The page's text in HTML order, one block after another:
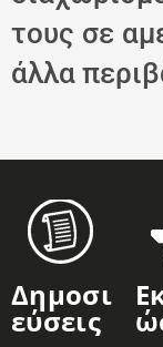
τους σε
άλλα
Δημοσι
Εύσεις